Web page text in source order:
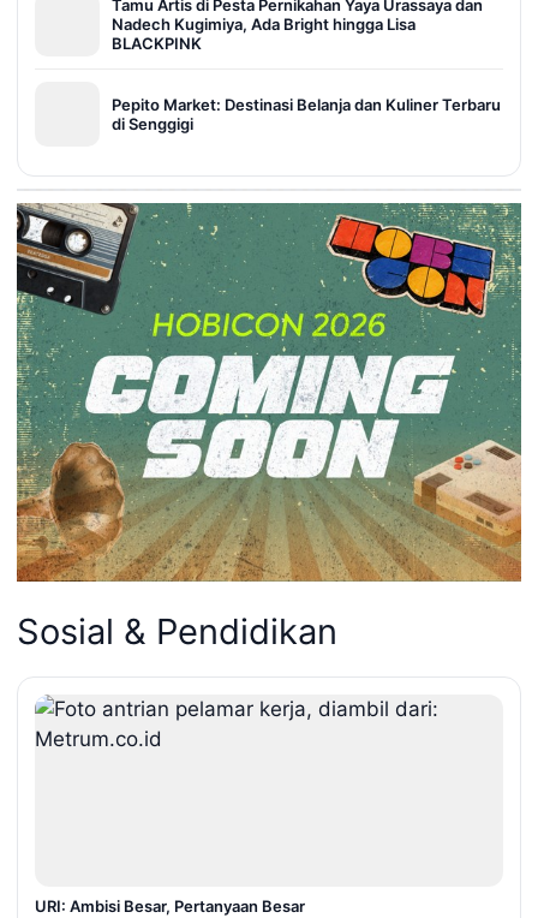
Tamu Artis di Pesta Pernikahan Yaya Urassaya dan
Nadech Kugimiya, Ada Bright hingga Lisa
BLACKPINK
Pepito Market: Destinasi Belanja dan Kuliner Terbaru
di Senggigi
Sosial & Pendidikan
URI: Ambisi Besar, Pertanyaan Besar